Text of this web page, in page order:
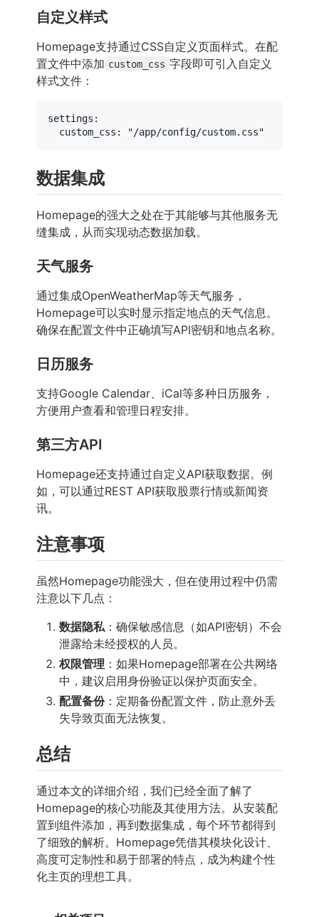
自定义样式
Homepage支持通过CSS自定义页面样式。在配
置文件中添加 custom_css 字段即可引入自定义
样式文件：
settings:
custom_css:
"/app/config/custom.css"
数据集成
Homepage的强大之处在于其能够与其他服务无
缝集成，从而实现动态数据加载。
天气服务
通过集成OpenWeatherMap等天气服务，
Homepage可以实时显示指定地点的天气信息。
确保在配置文件中正确填写API密钥和地点名称。
日历服务
支持Google Calendar、iCal等多种日历服务，
方便用户查看和管理日程安排。
第三方API
Homepage还支持通过自定义API获取数据。例
如，可以通过REST API获取股票行情或新闻资
讯。
注意事项
虽然Homepage功能强大，但在使用过程中仍需
注意以下几点：
数据隐私 ：确保敏感信息（如API密钥）不会
泄露给未经授权的人员。
权限管理 ：如果Homepage部署在公共网络
中，建议启用身份验证以保护页面安全。
配置备份：定期备份配置文件，防止意外丢
失导致页面无法恢复。
总结
通过本文的详细介绍，我们已经全面了解了
Homepage的核心功能及其使用方法。从安装配
置到组件添加，再到数据集成，每个环节都得到
了细致的解析。Homepage凭借其模块化设计、
高度可定制性和易于部署的特点，成为构建个性
化主页的理想工具。